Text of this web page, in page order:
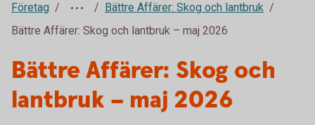
Företag
Bättre Affärer: Skog och lantbruk
Bättre Affärer: Skog och lantbruk – maj 2026
Bättre Affärer: Skog och
lantbruk – maj 2026